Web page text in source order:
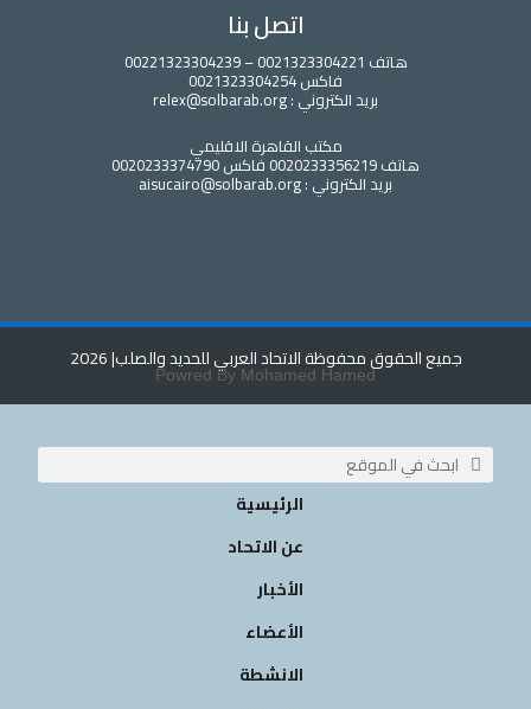
اتصل بنا
هاتف 0021323304221 – 00221323304239
فاكس 0021323304254
بريد الكتروني : relex@solbarab.org
مكتب القاهرة الاقليمي
هاتف 0020233356219 فاكس 0020233374790
بريد الكتروني : aisucairo@solbarab.org
جميع الحقوق محفوظة الاتحاد العربي للحديد والصلب| 2026
Powred By Mohamed Hamed
الرئيسية
عن الاتحاد
الأخبار
الأعضاء
الانشطة